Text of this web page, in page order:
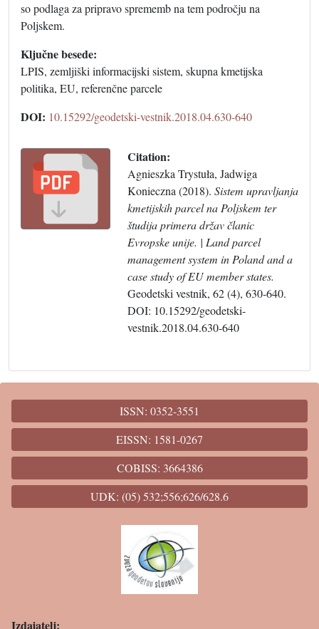
so podlaga za pripravo sprememb na tem področju na
Poljskem.
Ključne besede:
LPIS, zemljiški informacijski sistem, skupna kmetijska
politika, EU, referenčne parcele
DOI: 10.15292/geodetski-vestnik.2018.04.630-640
Citation:
Agnieszka Trystuła, Jadwiga
Konieczna (2018). Sistem upravljanja
kmetijskih parcel na Poljskem ter
študija primera držav članic
Evropske unije. | Land parcel
management system in Poland and a
case study of EU member states.
Geodetski vestnik, 62 (4), 630-640.
DOI: 10.15292/geodetski-
vestnik.2018.04.630-640
ISSN: 0352-3551
EISSN: 1581-0267
COBISS: 3664386
UDK: (05) 532;556;626/628.6
Izdajatelj: